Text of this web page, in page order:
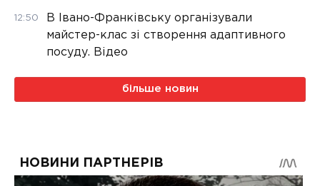
12:50
В Івано-Франківську організували
майстер-клас зі створення адаптивного
посуду. Відео
більше новин